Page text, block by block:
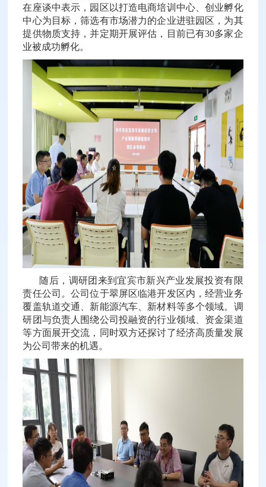
在座谈中表示，园区以打造电商培训中心、创业孵化
中心为目标，筛选有市场潜力的企业进驻园区，为其
提供物质支持，并定期开展评估，目前已有30多家企
业被成功孵化。
随后，调研团来到宜宾市新兴产业发展投资有限
责任公司。公司位于翠屏区临港开发区内，经营业务
覆盖轨道交通、新能源汽车、新材料等多个领域。调
研团与负责人围绕公司投融资的行业领域、资金渠道
等方面展开交流，同时双方还探讨了经济高质量发展
为公司带来的机遇。